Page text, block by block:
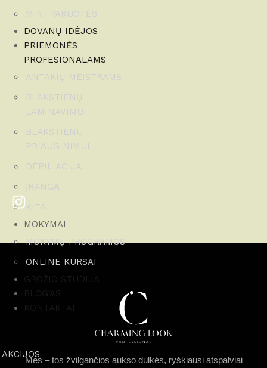
DOVANŲ IDĖJOS
PRIEMONĖS
PROFESIONALAMS
MOKYMAI
MOKYMŲ PROGRAMOS
ONLINE KURSAI
GROŽIO STUDIJA
BLOG’AS
KONTAKTAI
AKCIJOS
Mes – tos žvilgančios aukso dulkės, ryškiausi atspalviai